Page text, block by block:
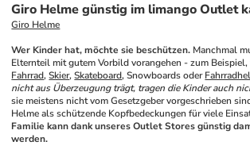
Giro Helme günstig im limango Outlet
Giro Helme
Wer Kinder hat, möchte sie beschützen. Manchmal
Elternteil mit gutem Vorbild vorangehen - zum
Fahrrad, Skier, Skateboard, Snowboards oder
nicht aus Überzeugung trägt, tragen die Kinder auch
sie meistens nicht vom Gesetzgeber vorgeschrieben
Helme als schützende Kopfbedeckungen für viele
Familie kann dank unseres Outlet Stores günstig
werden.